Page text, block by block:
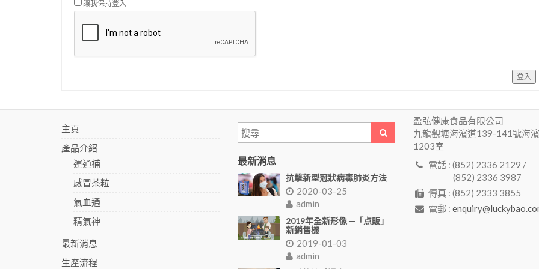
讓我保持登入
登入
主頁
產品介紹
運通補
感冒茶粒
氣血通
精氣神
最新消息
生產流程
最新消息
抗擊新型冠狀病毒肺炎方法
2020-03-25
admin
2019年全新形像 ─「点販」
新銷售機
2019-01-03
admin
盈弘健康食品有限公司
九龍觀塘海濱道139-141號海
1203室
電話 : (852) 2336 2129 /
(852) 2336 3987
傳真 : (852) 2333 3855
電郵 :